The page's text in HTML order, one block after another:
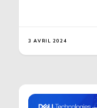
3 AVRIL 2024